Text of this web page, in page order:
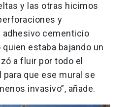
y las otras hicimos
y
adhesivo cementicio
quien estaba bajando un
a fluir por todo el
que ese mural se
invasivo”, añade.